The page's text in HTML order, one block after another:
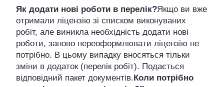
Як додати нові роботи в перелік?Якщо ви вже
отримали ліцензію зі списком виконуваних
робіт, але виникла необхідність додати нові
роботи, заново переоформлювати ліцензію не
потрібно. В цьому випадку вносяться тільки
зміни в додаток (перелік робіт). Подається
відповідний пакет документів.Коли потрібно